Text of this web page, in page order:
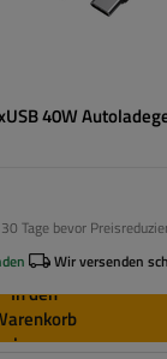
Tage bevor
Wir versenden
In den
legen